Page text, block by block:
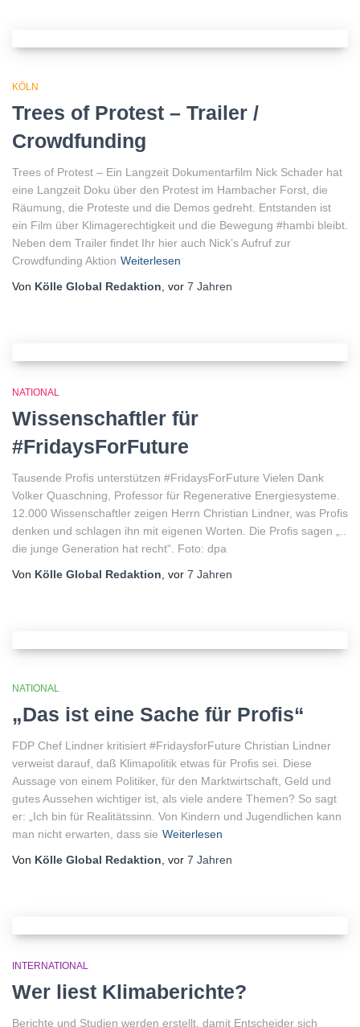
KÖLN
Trees of Protest – Trailer /
Crowdfunding
Trees of Protest – Ein Langzeit Dokumentarfilm Nick Schader hat
eine Langzeit Doku über den Protest im Hambacher Forst, die
Räumung, die Proteste und die Demos gedreht. Entstanden ist
ein Film über Klimagerechtigkeit und die Bewegung #hambi bleibt.
Neben dem Trailer findet Ihr hier auch Nick’s Aufruf zur
Crowdfunding Aktion Weiterlesen
Von Kölle Global Redaktion , vor 7 Jahren
NATIONAL
Wissenschaftler für
#FridaysForFuture
Tausende Profis unterstützen #FridaysForFuture Vielen Dank
Volker Quaschning, Professor für Regenerative Energiesysteme.
12.000 Wissenschaftler zeigen Herrn Christian Lindner, was Profis
denken und schlagen ihn mit eigenen Worten. Die Profis sagen „..
die junge Generation hat recht“. Foto: dpa
Von Kölle Global Redaktion , vor 7 Jahren
NATIONAL
„Das ist eine Sache für Profis“
FDP Chef Lindner kritisiert #FridaysforFuture Christian Lindner
verweist darauf, daß Klimapolitik etwas für Profis sei. Diese
Aussage von einem Politiker, für den Marktwirtschaft, Geld und
gutes Aussehen wichtiger ist, als viele andere Themen? So sagt
er: „Ich bin für Realitätssinn. Von Kindern und Jugendlichen kann
man nicht erwarten, dass sie Weiterlesen
Von Kölle Global Redaktion , vor 7 Jahren
INTERNATIONAL
Wer liest Klimaberichte?
Berichte und Studien werden erstellt, damit Entscheider sich